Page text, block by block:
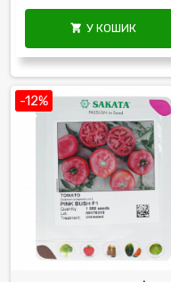
 У КОШИК
-12%